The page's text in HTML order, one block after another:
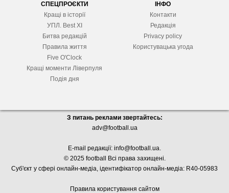
СПЕЦПРОЄКТИ
Кращі в історії
УПЛ. Best XІ
Битва редакцій
Правила життя
Five O'Clock
Кращі моменти Ліверпуля
Подія дня
ІНФО
Контакти
Редакція
Privacy policy
Користувацька угода
З питань реклами звертайтесь:
adv@football.ua
E-mail редакції: info@football.ua.
© 2025 football Всі права захищені.
Суб'єкт у сфері онлайн-медіа, ідентифікатор онлайн-медіа: R40-05983
Правила користування сайтом